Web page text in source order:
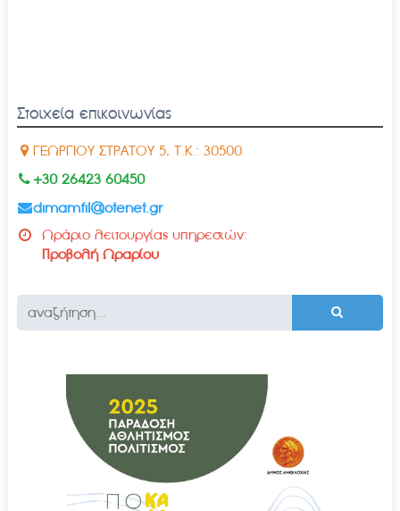
Στοιχεία επικοινωνίας
ΓΕΩΡΓΙΟΥ ΣΤΡΑΤΟΥ 5, Τ.Κ.: 30500
+30 26423 60450
dimamfil@otenet.gr
Ωράριο λειτουργίας υπηρεσιών:
Προβολή Ωραρίου